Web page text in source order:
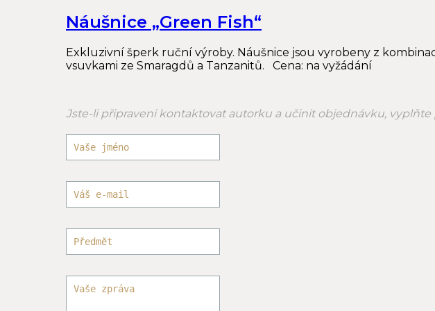
Náušnice „Green Fish“
Exkluzivní šperk ruční výroby. Náušnice jsou vyrobeny z
vsuvkami ze Smaragdů a Tanzanitů. Cena: na vyžádání
Jste-li připraveni kontaktovat autorku a učinit objednávku, vyplňte